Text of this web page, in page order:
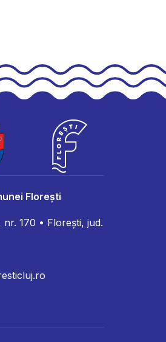
Florești
170 • Florești, jud.